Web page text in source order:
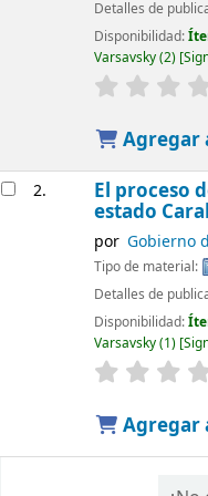
Detalles de
Disponibilidad:
Varsavsky(2)
Agregar
2. El proceso
estado
por Gobierno
Tipo de material:
Detalles de
Disponibilidad:
Varsavsky(1)
Agregar